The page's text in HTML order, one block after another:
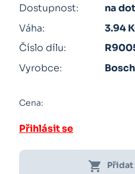
Dostupnost:
na
Váha:
3.94
Číslo dílu:
Vyrobce:
Cena:
Přihlásit se
shopping_cart